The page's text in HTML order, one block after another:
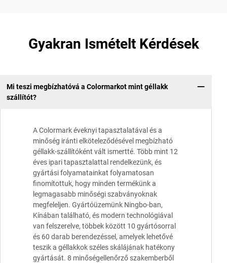
Gyakran Ismételt Kérdések
Mi teszi megbízhatóvá a Colormarkot mint géllakk
szállítót?
A Colormark éveknyi tapasztalatával és a
minőség iránti elköteleződésével megbízható
géllakk-szállítóként vált ismertté. Több mint 12
éves ipari tapasztalattal rendelkezünk, és
gyártási folyamatainkat folyamatosan
finomítottuk, hogy minden termékünk a
legmagasabb minőségi szabványoknak
megfeleljen. Gyártóüzemünk Ningbo-ban,
Kínában található, és modern technológiával
van felszerelve, többek között 10 gyártósorral
és 60 darab berendezéssel, amelyek lehetővé
teszik a géllakkok széles skálájának hatékony
gyártását. 8 minőségellenőrző szakemberből